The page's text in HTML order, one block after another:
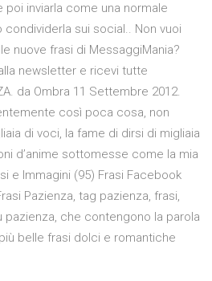
poi inviarla come una normale
sui social.. Non vuoi
nuove frasi di MessaggiMania?
newsletter e ricevi tutte
da Ombra 11 Settembre 2012.
così poca cosa, non
di voci, la fame di dirsi di migliaia
d’anime sottomesse come la mia
e Immagini (95) Frasi Facebook
Pazienza, tag pazienza, frasi,
pazienza, che contengono la parola
belle frasi dolci e romantiche